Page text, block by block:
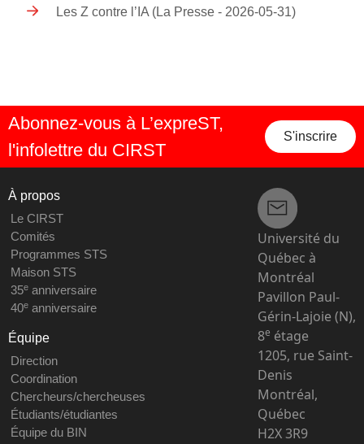
Les Z contre l’IA (La Presse - 2026-05-31)
Abonnez-vous à L’expreST,
l'infolettre du CIRST
S'inscrire
À propos
Le CIRST
Comités
Programmes STS
Maison STS
35eanniversaire
40eanniversaire
Équipe
Direction
Coordination
Chercheurs/chercheuses
Étudiants/étudiantes
Équipe du BIN
Université du
Québec à
Montréal
Pavillon Paul-
Gérin-Lajoie (N),
8e étage
1205, rue Saint-
Denis
Montréal,
Québec
H2X 3R9